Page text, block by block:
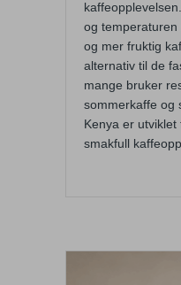
og temperaturen
og mer fruktig
alternativ til de
mange bruker
sommerkaffe og
Kenya er
smakfull